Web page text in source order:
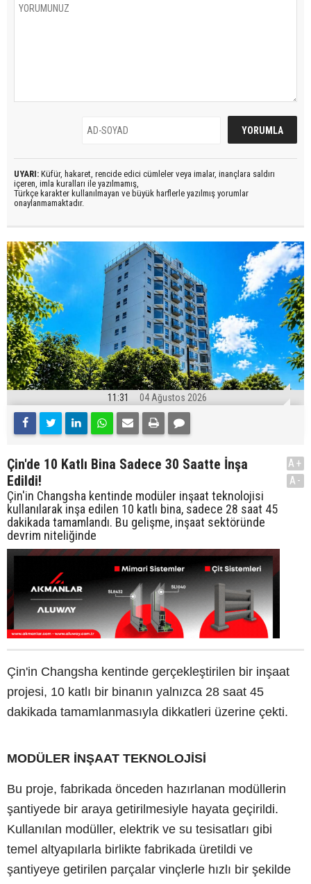
UYARI: Küfür, hakaret, rencide edici cümleler veya imalar, inançlara saldırı
içeren, imla kuralları ile yazılmamış,
Türkçe karakter kullanılmayan ve büyük harflerle yazılmış yorumlar
onaylanmamaktadır.
11:31 04 Ağustos 2026
Çin'de 10 Katlı Bina Sadece 30 Saatte İnşa
Edildi!
Çin'in Changsha kentinde modüler inşaat teknolojisi
kullanılarak inşa edilen 10 katlı bina, sadece 28 saat 45
dakikada tamamlandı. Bu gelişme, inşaat sektöründe
devrim niteliğinde
A+
A-
Çin'in Changsha kentinde gerçekleştirilen bir inşaat
projesi, 10 katlı bir binanın yalnızca 28 saat 45
dakikada tamamlanmasıyla dikkatleri üzerine çekti.
MODÜLER İNŞAAT TEKNOLOJİSİ
Bu proje, fabrikada önceden hazırlanan modüllerin
şantiyede bir araya getirilmesiyle hayata geçirildi.
Kullanılan modüller, elektrik ve su tesisatları gibi
temel altyapılarla birlikte fabrikada üretildi ve
şantiyeye getirilen parçalar vinçlerle hızlı bir şekilde